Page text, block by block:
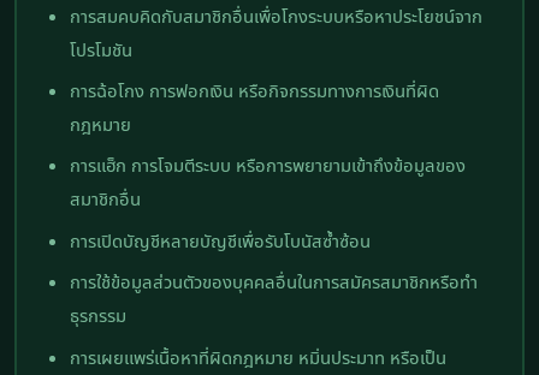
การสมคบคิดกับสมาชิกอื่นเพื่อโกงระบบหรือหาประโยชน์จาก
โปรโมชัน
การฉ้อโกง การฟอกเงิน หรือกิจกรรมทางการเงินที่ผิด
กฎหมาย
การแฮ็ก การโจมตีระบบ หรือการพยายามเข้าถึงข้อมูลของ
สมาชิกอื่น
การเปิดบัญชีหลายบัญชีเพื่อรับโบนัสซ้ำซ้อน
การใช้ข้อมูลส่วนตัวของบุคคลอื่นในการสมัครสมาชิกหรือทำ
ธุรกรรม
การเผยแพร่เนื้อหาที่ผิดกฎหมาย หมิ่นประมาท หรือเป็น